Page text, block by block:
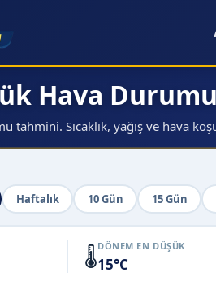
Hava Durumu
tahmini. Sıcaklık, yağış ve hava
Haftalık 10 Gün 15 Gün
🌡️DÖNEM EN DÜŞÜK
15°C